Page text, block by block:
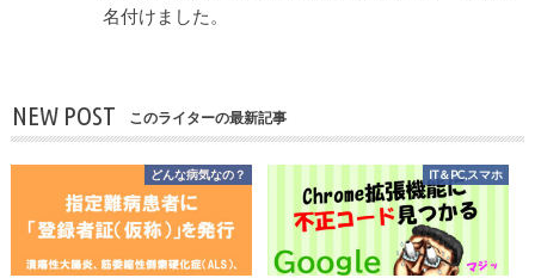
名付けました。
NEW POST このライターの最新記事
どんな病気なの？ IT＆PC,スマホ